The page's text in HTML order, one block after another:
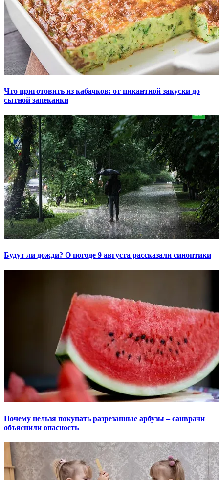
Что приготовить из кабачков: от пикантной закуски до
сытной запеканки
Будут ли дожди? О погоде 9 августа рассказали синоптики
Почему нельзя покупать разрезанные арбузы – санврачи
объяснили опасность